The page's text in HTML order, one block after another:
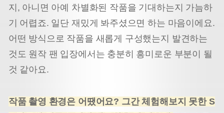
지, 아니면 아예 차별화된 작품을 기대하는지 가늠하
기 어렵죠. 일단 재밌게 봐주셨으면 하는 마음이에요.
어떤 방식으로 작품을 새롭게 구성했는지 발견하는
것도 원작 팬 입장에서는 충분히 흥미로운 부분이 될
것 같아요.
작품 촬영 환경은 어땠어요? 그간 체험해보지 못한 S